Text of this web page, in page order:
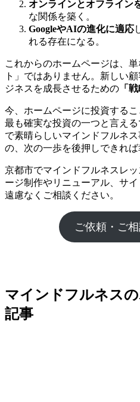
オンラインとオフライン
な関係を築く。
GoogleやAIの進化に適応
れる存在になる。
これからのホームページは、
ト」ではありません。新しい
ジネスを成長させるための 「
今、ホームページに投資する
最も確実な投資の一つと言え
で素晴らしいマインドフルネ
の、次の一歩を後押しできれば
京都市でマインドフルネスレ
ージ制作やリニューアル、サ
遠慮なくご相談ください。
ご依頼・ご
マインドフルネス
記事